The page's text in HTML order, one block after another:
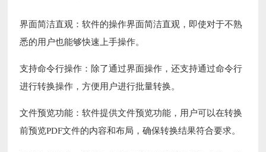
界面简洁直观：软件的操作界面简洁直观，即使对于不熟
悉的用户也能够快速上手操作。
支持命令行操作：除了通过界面操作，还支持通过命令行
进行转换操作，方便用户进行批量转换。
文件预览功能：软件提供文件预览功能，用户可以在转换
前预览PDF文件的内容和布局，确保转换结果符合要求。